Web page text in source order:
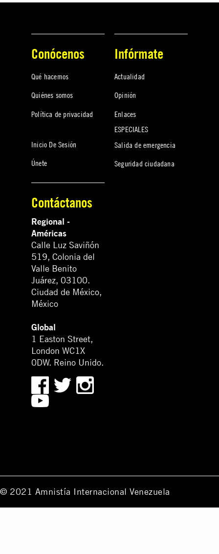
Conócenos
Qué hacemos
Quiénes somos
Política de privacidad
Inicio De Sesión
Únete
Infórmate
Actualidad
Opinión
Enlaces
ESPECIALES
Salida de emergencia
Seguridad ciudadana
Contáctanos
Regional -
Américas
Calle Luz Saviñón
519, Colonia del
Valle Benito
Juárez, 03100.
Ciudad de México,
México
Global
1 Easton Street,
London WC1X
0DW. Reino Unido.
© 2021 Amnistía Internacional Venezuela